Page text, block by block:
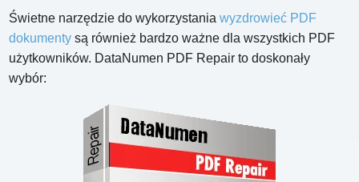
Świetne narzędzie do wykorzystaniawyzdrowieć PDF
dokumenty są również bardzo ważne dla wszystkich PDF
użytkowników. DataNumen PDF Repair to doskonały
wybór: